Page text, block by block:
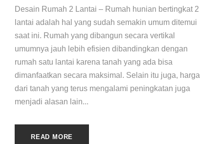
Desain Rumah 2 Lantai – Rumah hunian bertingkat 2
lantai adalah hal yang sudah semakin umum ditemui
saat ini. Rumah yang dibangun secara vertikal
umumnya jauh lebih efisien dibandingkan dengan
rumah satu lantai karena tanah yang ada bisa
dimanfaatkan secara maksimal. Selain itu juga, harga
dari tanah yang terus mengalami peningkatan juga
menjadi alasan lain...
READ MORE